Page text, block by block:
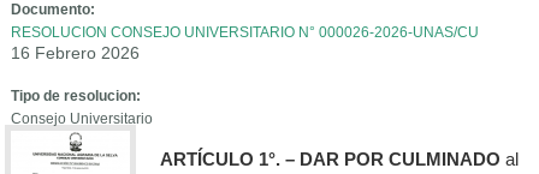
Documento:
RESOLUCION CONSEJO UNIVERSITARIO N° 000026-2026-UNAS/CU
16 Febrero 2026
Tipo de resolucion:
Consejo Universitario
ARTÍCULO 1°. – DAR POR CULMINADOal